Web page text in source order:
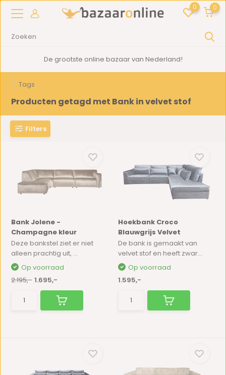
0 0
2000m2showroom in Woerden
Tags
Producten getagd met Bank in velvet stof
Filters
Bank Jolene -
Champagne kleur
Deze bankstel ziet er niet
alleen prachtig uit, ...
Op voorraad
2.195,- 1.695,-
Hoekbank Croco
Blauwgrijs Velvet
De bank is gemaakt van
velvet stof en heeft zwar...
Op voorraad
1.595,-